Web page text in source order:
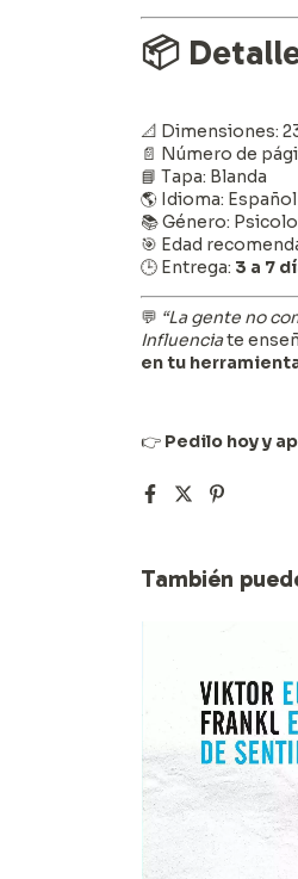
📦
📐 Dimensiones:
📄 Número de
📘 Tapa: Blanda
🌎 Idioma: Español
📚 Género:
🎯 Edad
🕒 Entrega: 3 a 7
💬 “La gente no
Influenciate
en tu
👉 Pedilo hoy y
También